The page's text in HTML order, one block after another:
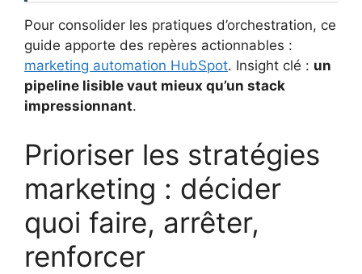
Pour consolider les pratiques d’orchestration, ce
guide apporte des repères actionnables :
marketing automation HubSpot. Insight clé : un
pipeline lisible vaut mieux qu’un stack
impressionnant.
Prioriser les stratégies
marketing : décider
quoi faire, arrêter,
renforcer